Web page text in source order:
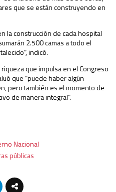
que se están construyendo en
la construcción de cada hospital
2.500 camas a todo el
indicó.
que impulsa en el Congreso
que “puede haber algún
pero también es el momento de
de manera integral”.
Nacional
públicas